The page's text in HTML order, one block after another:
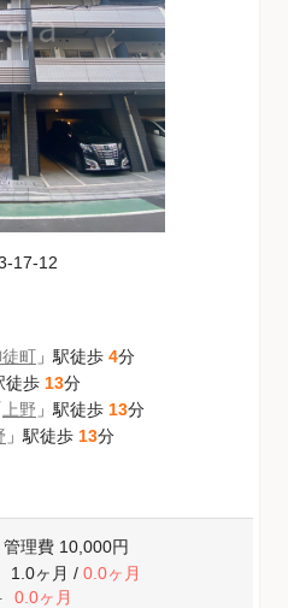
17-12
町 」駅徒歩 4分
徒歩 13分
上野 」駅徒歩 13分
」駅徒歩 13分
管理費 10,000円
1.0ヶ月/ 0.0ヶ月
0.0ヶ月